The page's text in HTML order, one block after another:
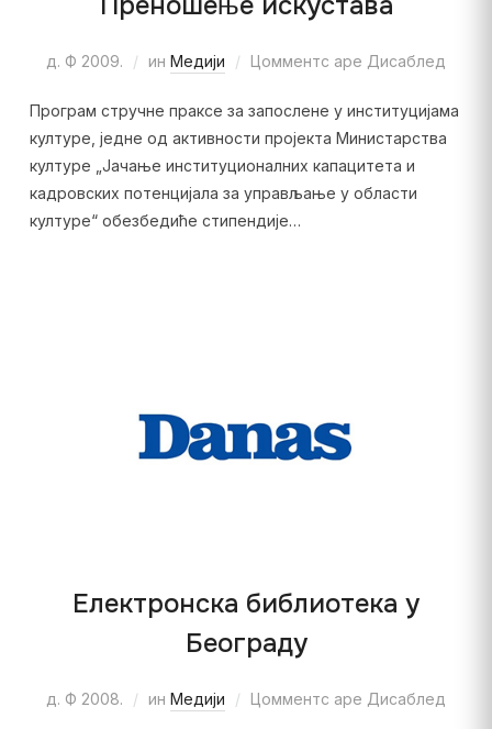
д. Ф 2009. ин Медији Цомментс аре Дисаблед
Програм стручне праксе за запослене у институцијама
културе, једне од активности пројекта Министарства
културе „Јачање институционалних капацитета и
кадровских потенцијала за управљање у области
културе“ обезбедиће стипендије…
Електронска библиотека у
Београду
д. Ф 2008. ин Медији Цомментс аре Дисаблед